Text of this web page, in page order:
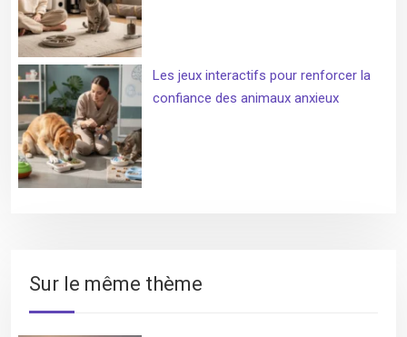
Les jeux interactifs pour renforcer la
confiance des animaux anxieux
Sur le même thème